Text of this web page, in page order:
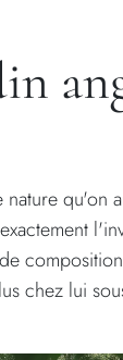
qu'on
chez lui